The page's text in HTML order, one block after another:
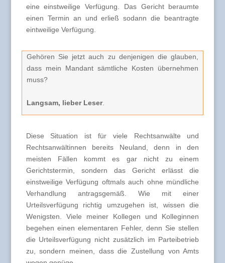
eine einstweilige Verfügung. Das Gericht beraumte
einen Termin an und erließ sodann die beantragte
eintweilige Verfügung.
Gehören Sie jetzt auch zu denjenigen die glauben,
dass mein Mandant sämtliche Kosten übernehmen
muss?
Langsam, lieber Leser.
Diese Situation ist für viele Rechtsanwälte und
Rechtsanwältinnen bereits Neuland, denn in den
meisten Fällen kommt es gar nicht zu einem
Gerichtstermin, sondern das Gericht erlässt die
einstweilige Verfügung oftmals auch ohne mündliche
Verhandlung antragsgemäß. Wie mit einer
Urteilsverfügung richtig umzugehen ist, wissen die
Wenigsten. Viele meiner Kollegen und Kolleginnen
begehen einen elementaren Fehler, denn Sie stellen
die Urteilsverfügung nicht zusätzlich im Parteibetrieb
zu, sondern meinen, dass die Zustellung von Amts